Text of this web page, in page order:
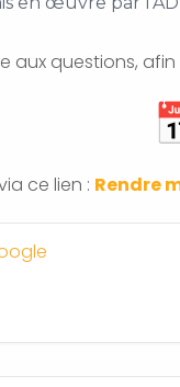
aux questions,
ce lien : Rendre